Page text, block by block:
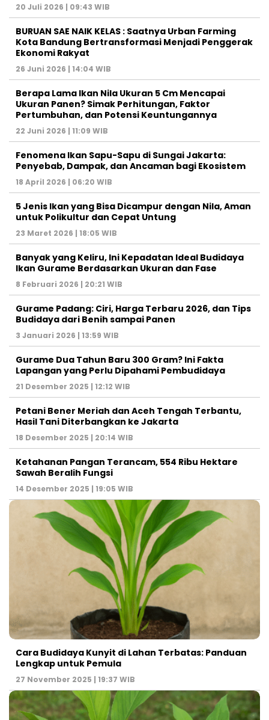
20 Juli 2026 | 09:43 WIB
BURUAN SAE NAIK KELAS : Saatnya Urban Farming
Kota Bandung Bertransformasi Menjadi Penggerak
Ekonomi Rakyat
26 Juni 2026 | 14:04 WIB
Berapa Lama Ikan Nila Ukuran 5 Cm Mencapai
Ukuran Panen? Simak Perhitungan, Faktor
Pertumbuhan, dan Potensi Keuntungannya
22 Juni 2026 | 11:09 WIB
Fenomena Ikan Sapu-Sapu di Sungai Jakarta:
Penyebab, Dampak, dan Ancaman bagi Ekosistem
18 April 2026 | 06:20 WIB
5 Jenis Ikan yang Bisa Dicampur dengan Nila, Aman
untuk Polikultur dan Cepat Untung
23 Maret 2026 | 18:05 WIB
Banyak yang Keliru, Ini Kepadatan Ideal Budidaya
Ikan Gurame Berdasarkan Ukuran dan Fase
8 Februari 2026 | 20:21 WIB
Gurame Padang: Ciri, Harga Terbaru 2026, dan Tips
Budidaya dari Benih sampai Panen
3 Januari 2026 | 13:59 WIB
Gurame Dua Tahun Baru 300 Gram? Ini Fakta
Lapangan yang Perlu Dipahami Pembudidaya
21 Desember 2025 | 12:12 WIB
Petani Bener Meriah dan Aceh Tengah Terbantu,
Hasil Tani Diterbangkan ke Jakarta
18 Desember 2025 | 20:14 WIB
Ketahanan Pangan Terancam, 554 Ribu Hektare
Sawah Beralih Fungsi
14 Desember 2025 | 19:05 WIB
Cara Budidaya Kunyit di Lahan Terbatas: Panduan
Lengkap untuk Pemula
27 November 2025 | 19:37 WIB